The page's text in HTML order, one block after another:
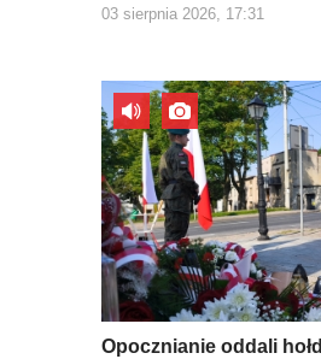
03 sierpnia 2026, 17:31
Opocznianie oddali hołd